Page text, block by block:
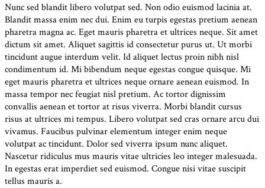
Nunc sed blandit libero volutpat sed. Non odio euismod lacinia at.
Blandit massa enim nec dui. Enim eu turpis egestas pretium aenean
pharetra magna ac. Eget mauris pharetra et ultrices neque. Sit amet
dictum sit amet. Aliquet sagittis id consectetur purus ut. Ut morbi
tincidunt augue interdum velit. Id aliquet lectus proin nibh nisl
condimentum id. Mi bibendum neque egestas congue quisque. Mi
eget mauris pharetra et ultrices neque ornare aenean euismod. In
massa tempor nec feugiat nisl pretium. Ac tortor dignissim
convallis aenean et tortor at risus viverra. Morbi blandit cursus
risus at ultrices mi tempus. Libero volutpat sed cras ornare arcu dui
vivamus. Faucibus pulvinar elementum integer enim neque
volutpat ac tincidunt. Dolor sed viverra ipsum nunc aliquet.
Nascetur ridiculus mus mauris vitae ultricies leo integer malesuada.
In egestas erat imperdiet sed euismod. Congue nisi vitae suscipit
tellus mauris a.